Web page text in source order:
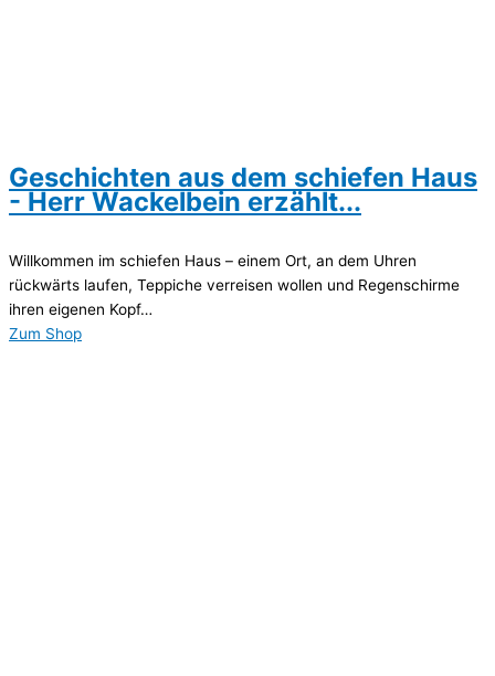
Geschichten aus dem schiefen Haus
- Herr Wackelbein erzählt...
Willkommen im schiefen Haus – einem Ort, an dem Uhren
rückwärts laufen, Teppiche verreisen wollen und Regenschirme
ihren eigenen Kopf…
Zum Shop